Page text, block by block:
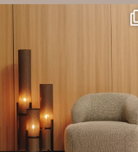
paredes decorativas, respaldos de
2 0